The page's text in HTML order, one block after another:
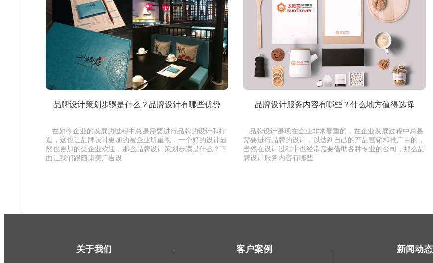
品牌设计策划步骤是什么？品牌设计有哪些优势
在如今企业的发展的过程中总是需要进行品牌的设计和打
造，这也让品牌设计更加的被企业所重视，一个好的设计显
然也更加的受企业欢迎，那么品牌设计策划步骤是什么？下
面让我们跟随康美广告设
品牌设计服务内容有哪些？什么地方值得选择
品牌设计是现在企业非常看重的，在企业发展过程中总是
需要进行品牌的设计，以达到自己的产品营销和推广目的，
当然在设计过程中也经常需要借助各种专业的公司，那么品
牌设计服务内容有哪些
关于我们 客户案例 新闻动态